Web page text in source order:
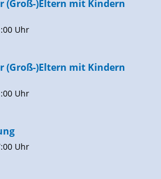
(Groß-)Eltern mit Kindern
Uhr
(Groß-)Eltern mit Kindern
Uhr
Uhr